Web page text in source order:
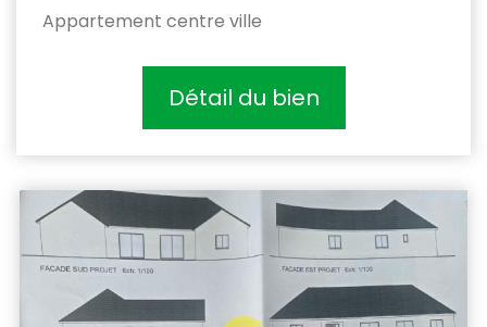
Appartement centre ville
Détail du bien